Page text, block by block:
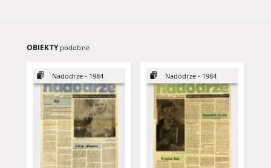
OBIEKTY podobne
Nadodrze - 1984 Nadodrze - 1984